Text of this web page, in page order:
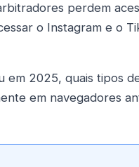
perdem
o Instagram e o
em 2025, quais tipos
em navegadores